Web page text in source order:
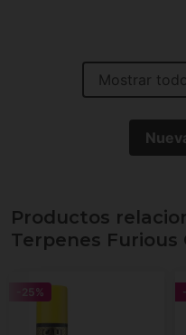
Mostrar
Productos
Terpenes Furious
-25%